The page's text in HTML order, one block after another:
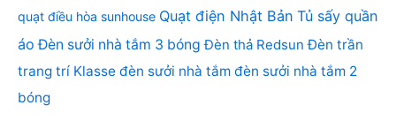
quạt điều hòa sunhouse Quạt điện Nhật Bản Tủ sấy quần
áo Đèn sưởi nhà tắm 3 bóng Đèn thả Redsun Đèn trần
trang trí Klasse đèn sưởi nhà tắm đèn sưởi nhà tắm 2
bóng